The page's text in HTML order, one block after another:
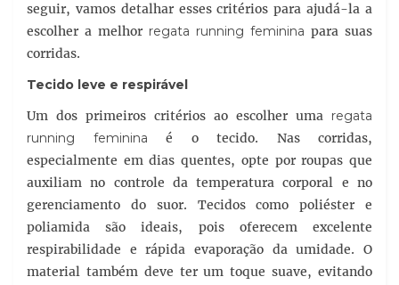
seguir, vamos detalhar esses critérios para ajudá-la a
escolher a melhor regata running feminina para suas
corridas.
Tecido leve e respirável
Um dos primeiros critérios ao escolher uma regata
running feminina é o tecido. Nas corridas,
especialmente em dias quentes, opte por roupas que
auxiliam no controle da temperatura corporal e no
gerenciamento do suor. Tecidos como poliéster e
poliamida são ideais, pois oferecem excelente
respirabilidade e rápida evaporação da umidade. O
material também deve ter um toque suave, evitando